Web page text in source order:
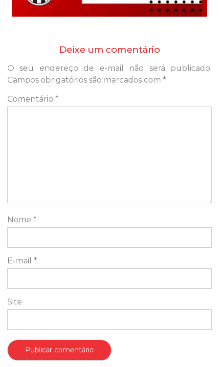
Deixe um comentário
O seu endereço de e-mail não será publicado.
Campos obrigatórios são marcados com *
Comentário *
Nome *
E-mail *
Site